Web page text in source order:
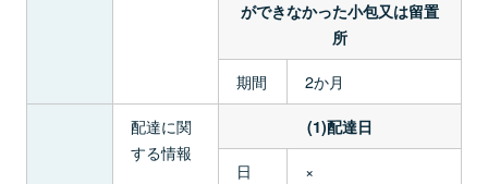
ができなかった小包又は留置
所
期間
2か月
配達に関
する情報
(1)配達日
日
×